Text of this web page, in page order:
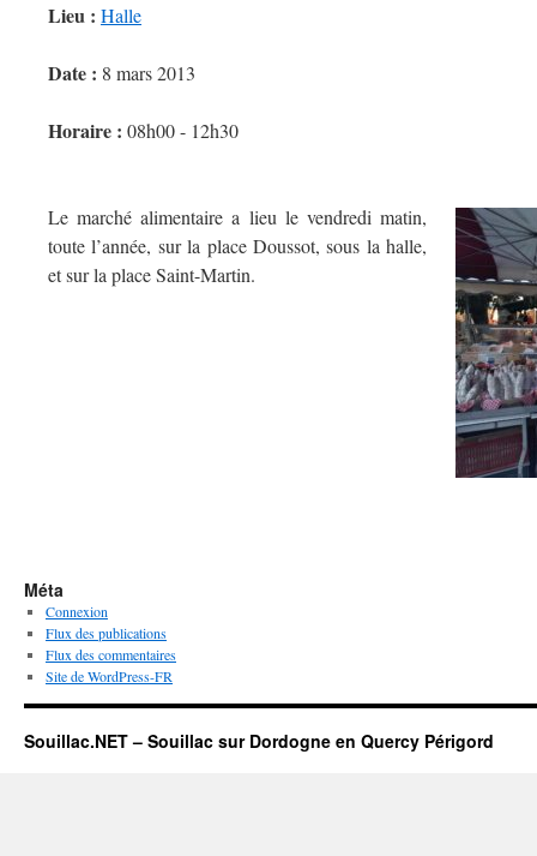
Lieu : Halle
Date : 8 mars 2013
Horaire : 08h00 - 12h30
Le marché alimentaire a lieu le vendredi matin,
toute l’année, sur la place Doussot, sous la halle,
et sur la place Saint-Martin.
Méta
Connexion
Flux des publications
Flux des commentaires
Site de WordPress-FR
Souillac.NET – Souillac sur Dordogne en Quercy Périgord